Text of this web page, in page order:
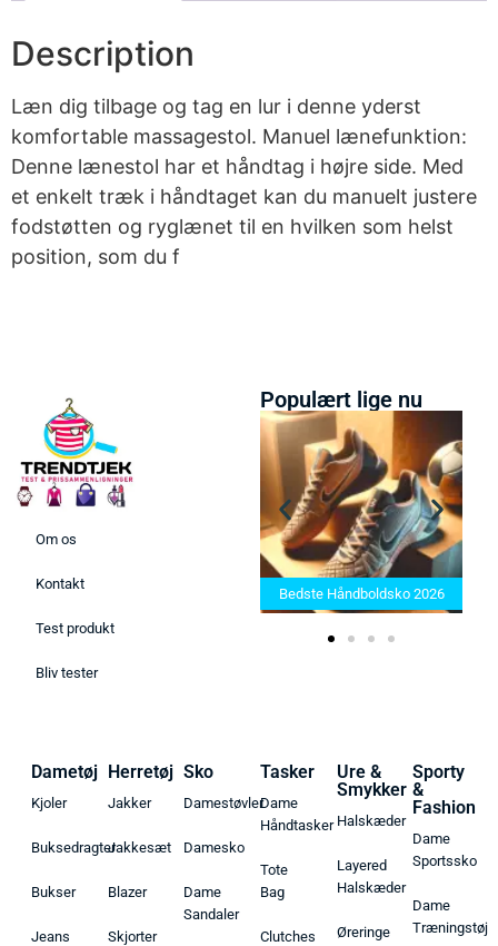
Description
Læn dig tilbage og tag en lur i denne yderst
komfortable massagestol. Manuel lænefunktion:
Denne lænestol har et håndtag i højre side. Med
et enkelt træk i håndtaget kan du manuelt justere
fodstøtten og ryglænet til en hvilken som helst
position, som du f
Om os
Kontakt
Test produkt
Bliv tester
Populært lige nu
Bedste Saunatæppe 2025 –
Find de bedste produkter her!
Bedste Håndboldsko 2026
Dametøj
Kjoler
Buksedragter
Bukser
Jeans
Herretøj
Jakker
Jakkesæt
Blazer
Skjorter
Sko
Damestøvler
Damesko
Dame
Sandaler
Tasker
Dame
Håndtasker
Tote
Bag
Clutches
Ure &
Smykker
Halskæder
Layered
Halskæder
Øreringe
Sporty
&
Fashion
Dame
Sportssko
Dame
Træningstøj